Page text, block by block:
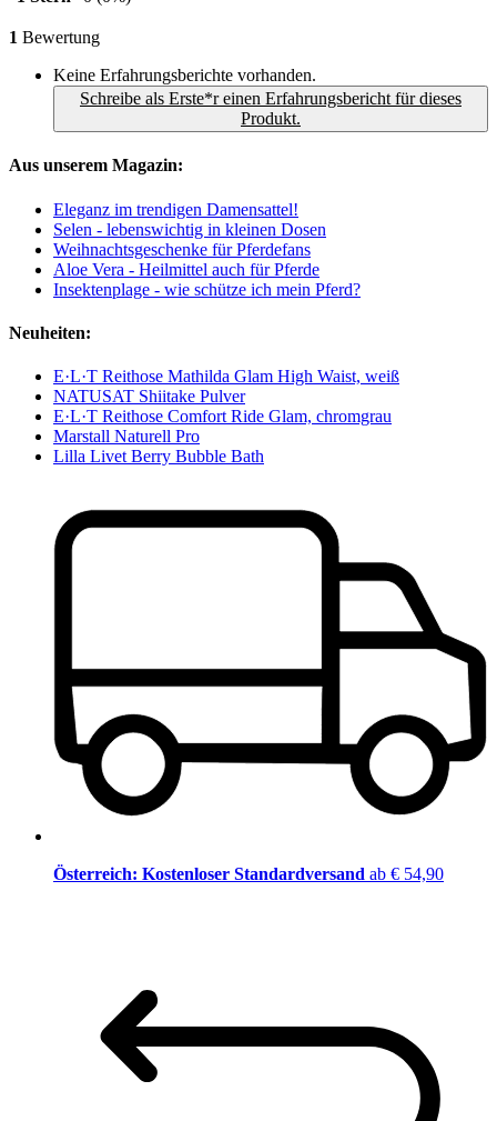
1 Bewertung
Keine Erfahrungsberichte vorhanden.
Schreibe als Erste*r einen Erfahrungsbericht für dieses
Produkt.
Aus unserem Magazin:
Eleganz im trendigen Damensattel!
Selen - lebenswichtig in kleinen Dosen
Weihnachtsgeschenke für Pferdefans
Aloe Vera - Heilmittel auch für Pferde
Insektenplage - wie schütze ich mein Pferd?
Neuheiten:
E·L·T Reithose Mathilda Glam High Waist, weiß
NATUSAT Shiitake Pulver
E·L·T Reithose Comfort Ride Glam, chromgrau
Marstall Naturell Pro
Lilla Livet Berry Bubble Bath
Österreich: Kostenloser Standardversand ab € 54,90